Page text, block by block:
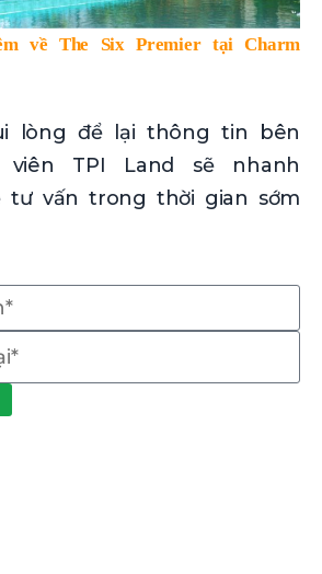
về The Six Premier tại Charm
lòng để lại thông tin bên
viên TPI Land sẽ nhanh
tư vấn trong thời gian sớm